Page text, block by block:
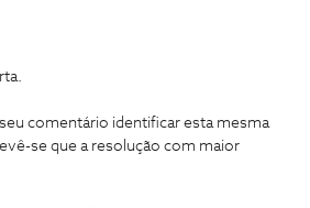
comentário identificar esta mesma
se que a resolução com maior